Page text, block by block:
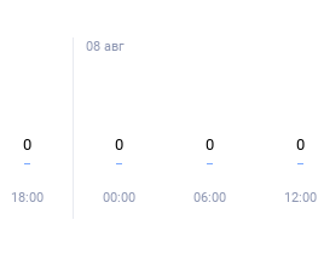
0
18:00
08 авг
0
00:00
0
06:00
0
12:00